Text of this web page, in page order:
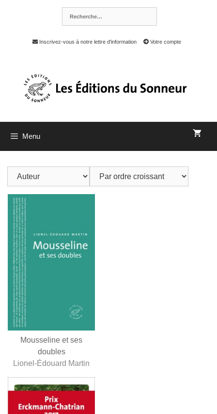
Inscrivez-vous à notre lettre d'information Votre compte
Menu
Mousseline et ses
doubles
Lionel-Édouard Martin